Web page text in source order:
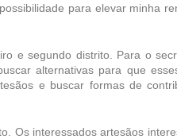
para elevar minha
e segundo distrito. Para o
alternativas para que
e buscar formas de
Os interessados artesãos